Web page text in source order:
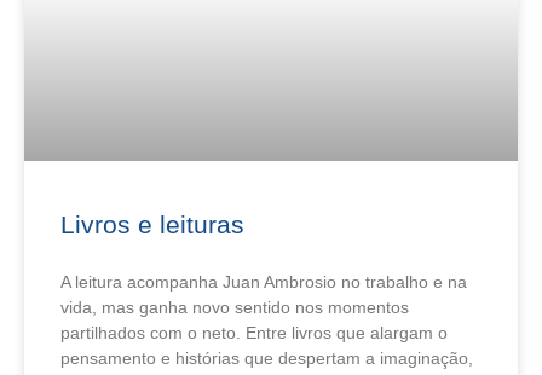
Livros e leituras
A leitura acompanha Juan Ambrosio no trabalho e na
vida, mas ganha novo sentido nos momentos
partilhados com o neto. Entre livros que alargam o
pensamento e histórias que despertam a imaginação,